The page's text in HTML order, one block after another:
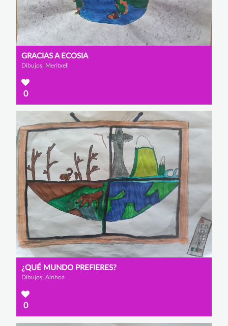
GRACIAS A ECOSIA
Dibujos, Meritxell
0
¿QUÉ MUNDO PREFIERES?
Dibujos, Ainhoa
0